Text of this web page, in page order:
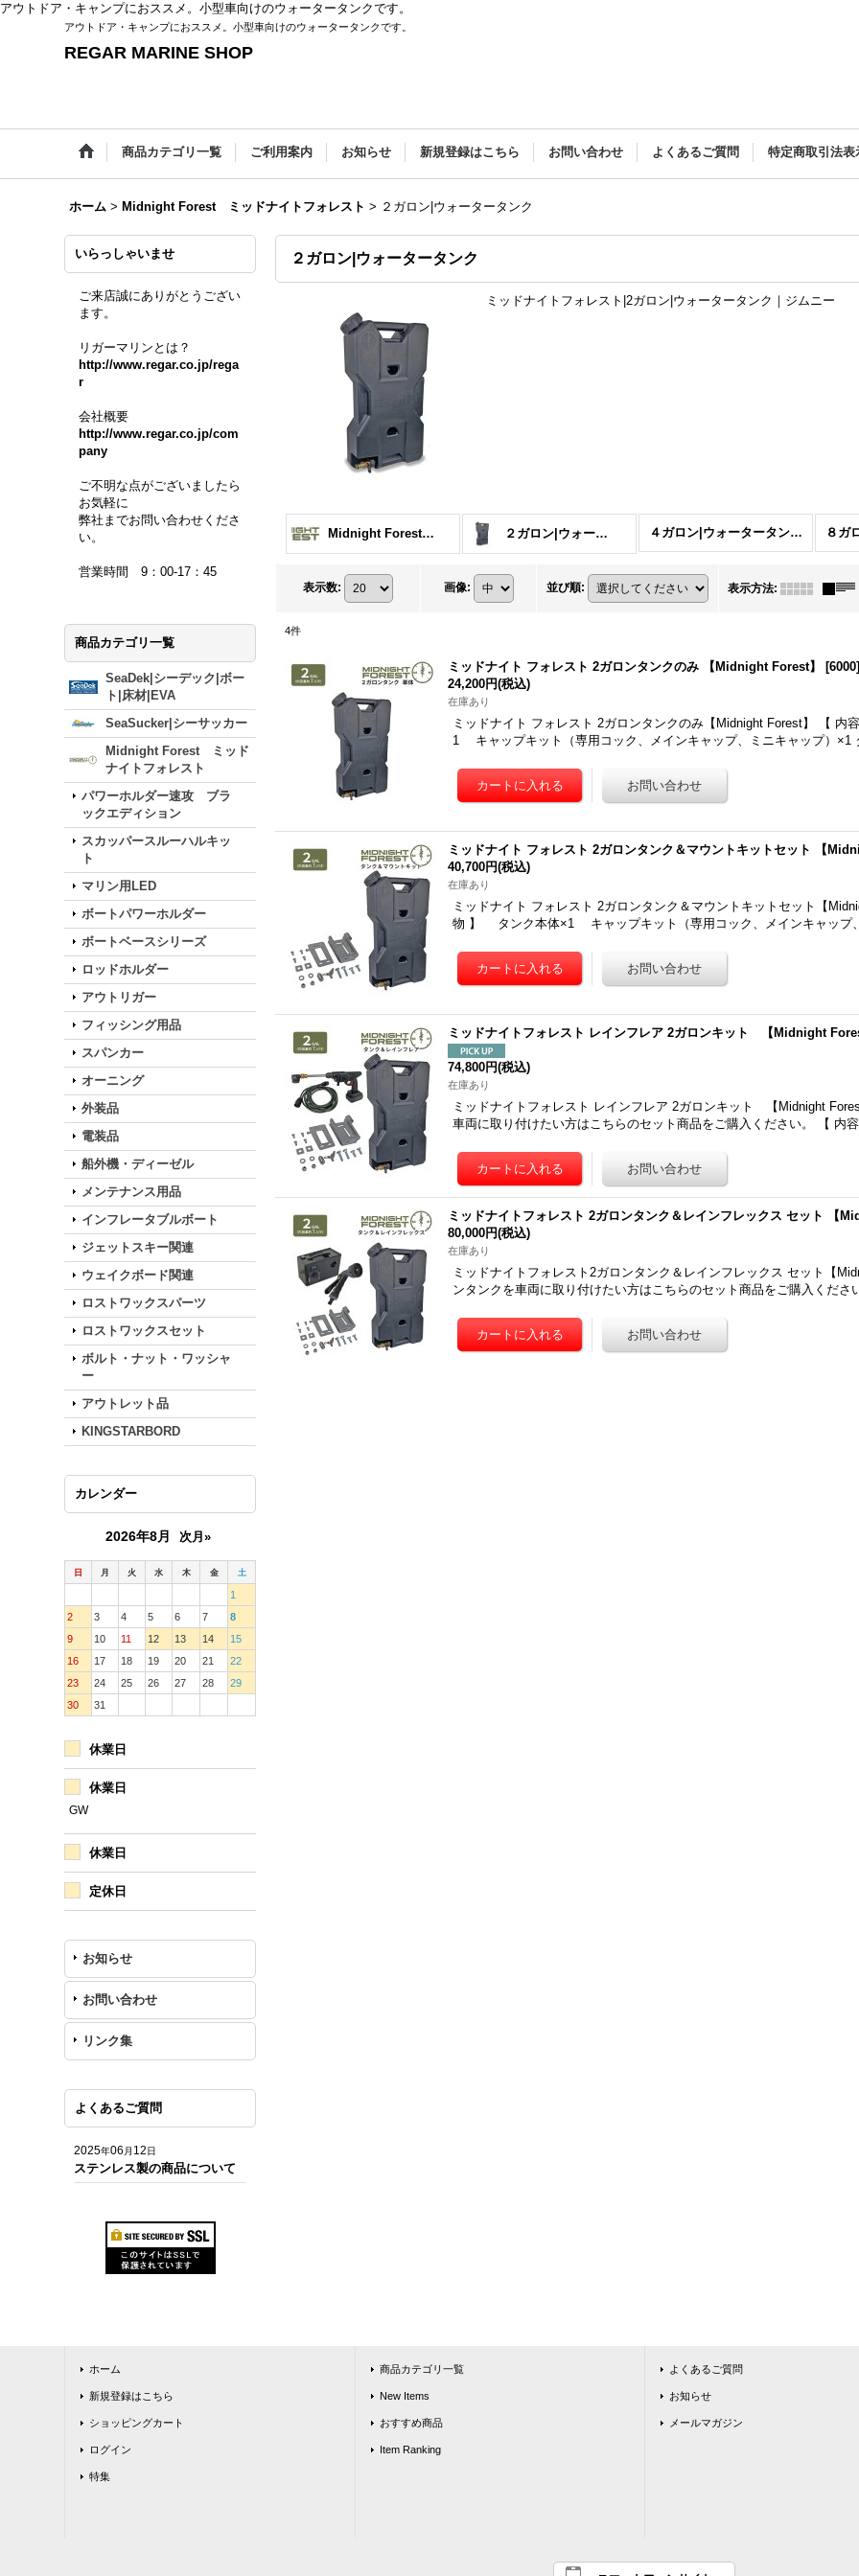
アウトドア・キャンプにおススメ。小型車向けのウォータータンクです。
アウトドア・キャンプにおススメ。小型車向けのウォータータンクです。
REGAR MARINE SHOP
商品カテゴリ一覧 ご利用案内 お知らせ 新規登録はこちら お問い合わせ よくあるご質問 特定商取引法表
ホーム > Midnight Forest ミッドナイトフォレスト > ２ガロン|ウォータータンク
いらっしゃいませ
ご来店誠にありがとうござい
ます。
リガーマリンとは？
http://www.regar.co.jp/rega
r
会社概要
http://www.regar.co.jp/com
pany
ご不明な点がございましたら
お気軽に
弊社までお問い合わせくださ
い。
営業時間 9：00-17：45
商品カテゴリ一覧
SeaDek|シーデック|ボー
ト|床材|EVA
SeaSucker|シーサッカー
Midnight Forest ミッド
ナイトフォレスト
パワーホルダー速攻 ブラ
ックエディション
スカッパースルーハルキッ
ト
マリン用LED
ボートパワーホルダー
ボートベースシリーズ
ロッドホルダー
アウトリガー
フィッシング用品
スパンカー
オーニング
外装品
電装品
船外機・ディーゼル
メンテナンス用品
インフレータブルボート
ジェットスキー関連
ウェイクボード関連
ロストワックスパーツ
ロストワックスセット
ボルト・ナット・ワッシャ
ー
アウトレット品
KINGSTARBORD
カレンダー
2026年8月 次月»
日 月 火 水 木 金 土
1
2
3 4 5 6 7
8
9
10 11 12 13 14
15
16
17 18 19 20 21
22
23
24 25 26 27 28
29
30
31
休業日
休業日
GW
休業日
定休日
お知らせ
お問い合わせ
リンク集
よくあるご質問
2025年06 月 12日
ステンレス製の商品について
２ガロン|ウォータータンク
ミッドナイトフォレスト|2ガロン|ウォータータンク｜ジムニー
Midnight Forest ミッドナイトフォレスト (全商品) ２ガロン|ウォータータンク ４ガロン|ウォータータンク❘オーバーランド ８ガ
表示数: 画像: 並び順: 表示方法:
4件
ミッドナイト フォレスト 2ガロンタンクのみ 【Midnight Forest】 [6000]
24,200円(税込)
在庫あり
ミッドナイト フォレスト 2ガロンタンクのみ【Midnight Forest】 【
1 キャップキット（専用コック、メインキャップ、ミニキャップ）×1
ミッドナイト フォレスト 2ガロンタンク＆マウントキットセット 【
40,700円(税込)
在庫あり
ミッドナイト フォレスト 2ガロンタンク＆マウントキットセット【
物 】 タンク本体×1 キャップキット（専用コック、メインキャップ
ミッドナイトフォレスト レインフレア 2ガロンキット 【Midnight
74,800円(税込)
在庫あり
ミッドナイトフォレスト レインフレア 2ガロンキット 【Midnight
車両に取り付けたい方はこちらのセット商品をご購入ください。 【
ミッドナイトフォレスト 2ガロンタンク＆レインフレックス セット 【
80,000円(税込)
在庫あり
ミッドナイトフォレスト2ガロンタンク＆レインフレックス セット【
ンタンクを車両に取り付けたい方はこちらのセット商品をご購入くだ
ホーム
新規登録はこちら
ショッピングカート
ログイン
特集
商品カテゴリ一覧
New Items
おすすめ商品
Item Ranking
よくあるご質問
お知らせ
メールマガジン